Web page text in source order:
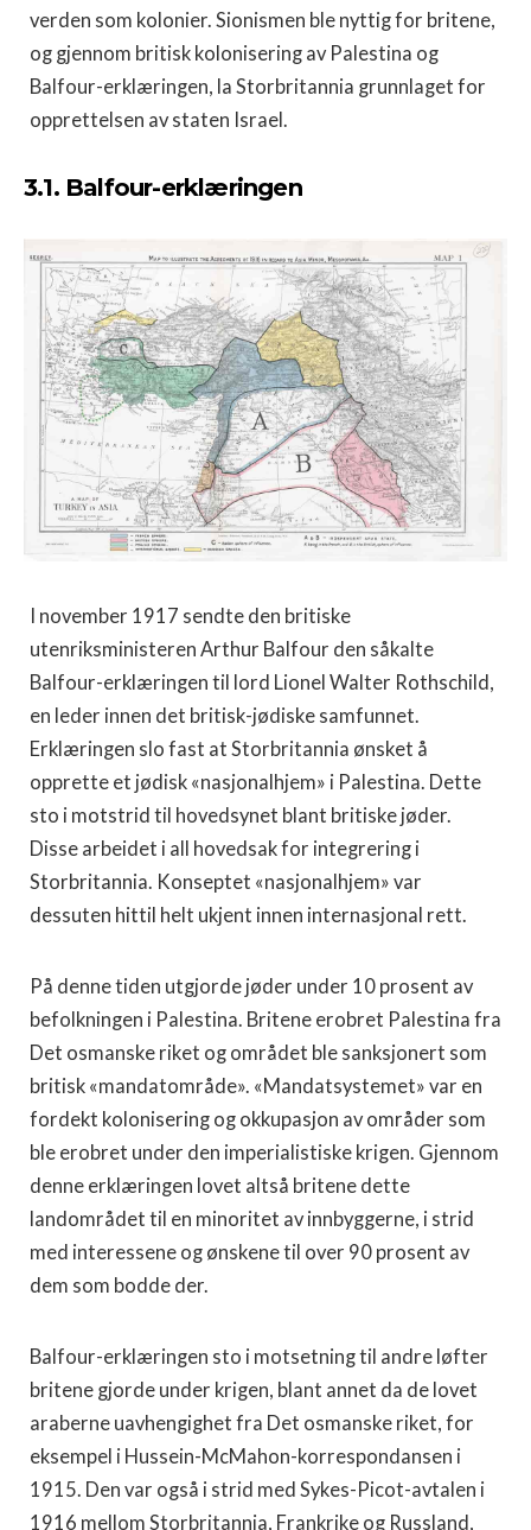
verden som kolonier. Sionismen ble nyttig for britene,
og gjennom britisk kolonisering av Palestina og
Balfour-erklæringen, la Storbritannia grunnlaget for
opprettelsen av staten Israel.
3.1. Balfour-erklæringen
I november 1917 sendte den britiske
utenriksministeren Arthur Balfour den såkalte
Balfour-erklæringen til lord Lionel Walter Rothschild,
en leder innen det britisk-jødiske samfunnet.
Erklæringen slo fast at Storbritannia ønsket å
opprette et jødisk «nasjonalhjem» i Palestina. Dette
sto i motstrid til hovedsynet blant britiske jøder.
Disse arbeidet i all hovedsak for integrering i
Storbritannia. Konseptet «nasjonalhjem» var
dessuten hittil helt ukjent innen internasjonal rett.
På denne tiden utgjorde jøder under 10 prosent av
befolkningen i Palestina. Britene erobret Palestina fra
Det osmanske riket og området ble sanksjonert som
britisk «mandatområde». «Mandatsystemet» var en
fordekt kolonisering og okkupasjon av områder som
ble erobret under den imperialistiske krigen. Gjennom
denne erklæringen lovet altså britene dette
landområdet til en minoritet av innbyggerne, i strid
med interessene og ønskene til over 90 prosent av
dem som bodde der.
Balfour-erklæringen sto i motsetning til andre løfter
britene gjorde under krigen, blant annet da de lovet
araberne uavhengighet fra Det osmanske riket, for
eksempel i Hussein-McMahon-korrespondansen i
1915. Den var også i strid med Sykes-Picot-avtalen i
1916 mellom Storbritannia, Frankrike og Russland,